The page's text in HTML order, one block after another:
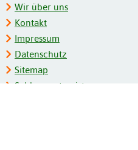
Wir über uns
Kontakt
Impressum
Datenschutz
Sitemap
Schlagwortregister